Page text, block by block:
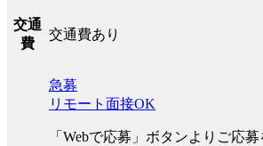
交通
費
交通費あり
急募
リモート面接OK
「Webで応募」ボタンよりご応